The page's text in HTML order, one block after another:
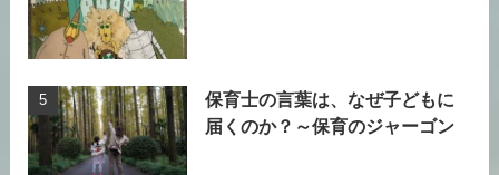
保育士の言葉は、なぜ子どもに
届くのか？～保育のジャーゴン